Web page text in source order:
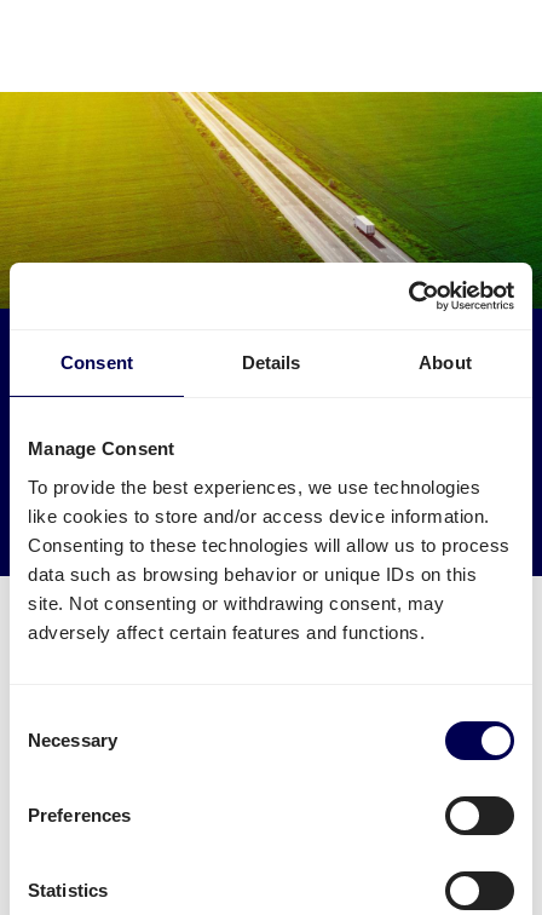
Consent Details About
Manage Consent
To provide the best experiences, we use technologies
like cookies to store and/or access device information.
Consenting to these technologies will allow us to process
data such as browsing behavior or unique IDs on this
site. Not consenting or withdrawing consent, may
adversely affect certain features and functions.
Selection
Necessary
Preferences
Statistics
Laat je vracht naar en van Praag ophalen door
→ Ga van start
Verminder je CO2 uitstoot
beschikbaar voor Praag?
vanuit Nederland naar Praag.
zakelijk pakketten
vanuit Nederland naar Praag. Let wel:
pakketten staat momenteel enkel open voor